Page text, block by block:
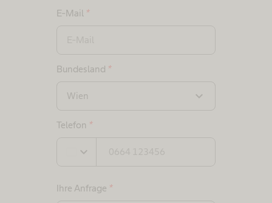
E-Mail *
Bundesland *
Wien expand_more
Telefon *
expand_more
Ihre Anfrage *